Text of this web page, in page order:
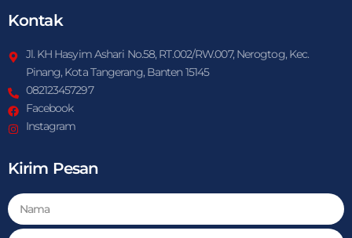
Kontak
Jl. KH Hasyim Ashari No.58, RT.002/RW.007, Nerogtog, Kec.
Pinang, Kota Tangerang, Banten 15145
082123457297
Facebook
Instagram
Kirim Pesan